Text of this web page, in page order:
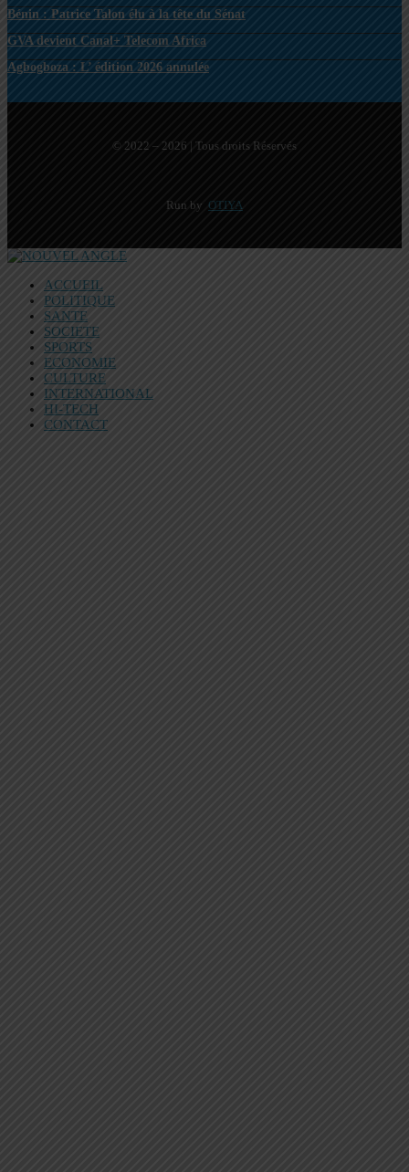
Bénin : Patrice Talon élu à la tête du Sénat
GVA devient Canal+ Telecom Africa
Agbogboza : L’ édition 2026 annulée
© 2022 – 2026 | Tous droits Réservés
Run by OTIYA
ACCUEIL
POLITIQUE
SANTE
SOCIETE
SPORTS
ECONOMIE
CULTURE
INTERNATIONAL
HI-TECH
CONTACT